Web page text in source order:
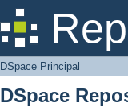
DSpace
DSpace Principal
DSpace